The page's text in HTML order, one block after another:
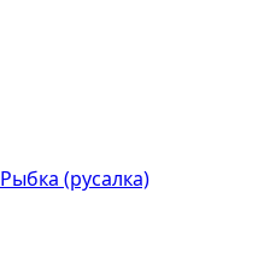
Рыбка (русалка)